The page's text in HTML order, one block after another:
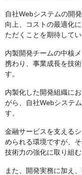
自社Webシステムの開
向上、コストの最適化
ただくことを期待してい
内製開発チームの中核
携わり、事業成長を技
す。
内製化した開発組織に
がら、自社Webシステ
す。
金融サービスを支える
められる環境ですが、
技術力の強化に取り組む
また、開発実務に加え